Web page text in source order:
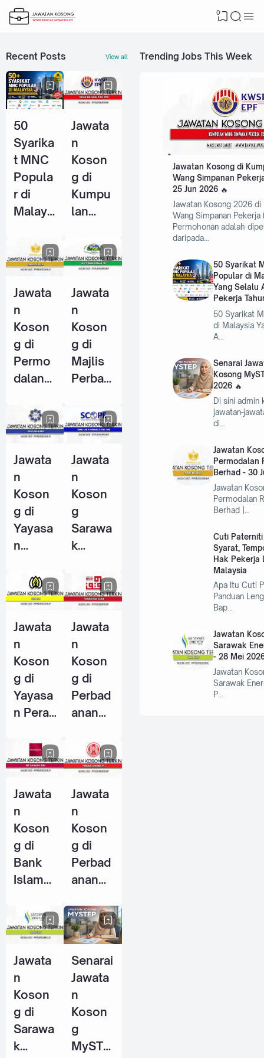
0
Recent Posts View all
50
Syarika
t MNC
Popula
r di
Malays
Selalu
Ambil
Tahun
2026
Jawata
n
Koson
g di
Kumpu
lan
Simpan
an
(KWSP)
- 25
Jun
2026
Jawata
n
Koson
g di
Permo
dalan
Berhad
- 30
2026
Jawata
n
Koson
g di
Majlis
Perban
Kemam
an
4 Jun
2026
Jawata
n
Koson
g di
Yayasa
n
n Johor
- 10
2026
Jawata
n
Koson
g
Sarawa
k
Perfor
Excelle
nce
(SCOP
E) - 15
Jun
2026
Jawata
n
Koson
g di
Yayasa
n Perak
Jun
2026
Jawata
n
Koson
g di
Perbad
anan
Selang
or - 5
2026
Jawata
n
Koson
g di
Bank
Islam
Berhad
- 25
Jun
2026
Jawata
n
Koson
g di
Perbad
anan
m
Johor
(PSJ) -
29 Mei
2026
Jawata
n
Koson
g di
Sarawa
k
Senarai
Jawata
n
Koson
g
MySTE
Trending Jobs This Week
Jawatan Kosong di
Wang Simpanan
25 Jun 2026
Jawatan Kosong 2026 di
Wang Simpanan Pekerja
Permohonan adalah
daripada…
50 Syarikat
Popular di
Yang Selalu
Pekerja
50 Syarikat
di Malaysia
A…
Senarai
Kosong
2026
Di sini admin
jawatan-
di…
Jawatan
Permodalan
Berhad - 30
Jawatan
Permodalan
Cuti
Syarat,
Hak Pekerja
Malaysia
Apa Itu Cuti
Panduan
Bap…
Jawatan
Sarawak
- 28 Mei
Jawatan
Sarawak
P…